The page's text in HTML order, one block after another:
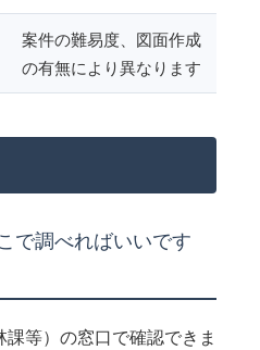
案件の難易度、図面作成
の有無により異なります
で調べればいいです
等）の窓口で確認できま